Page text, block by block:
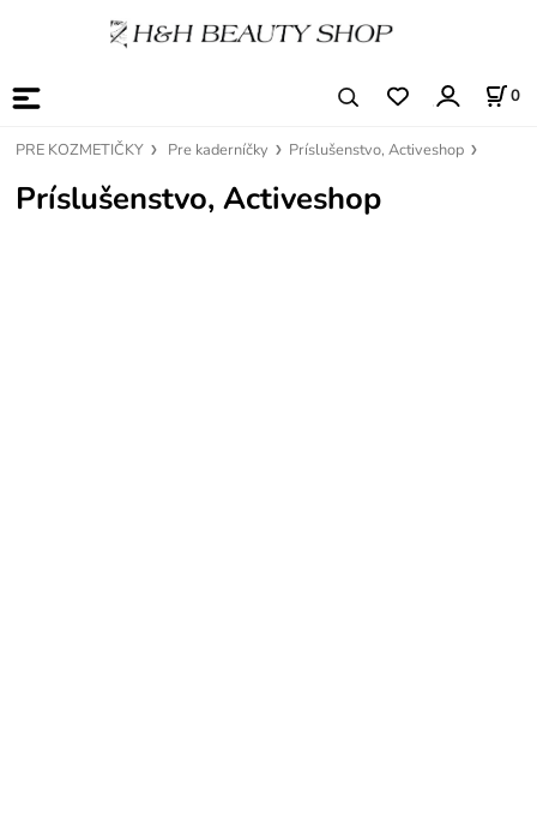
0
PRE KOZMETIČKY Pre kaderníčky Príslušenstvo, Activeshop
Príslušenstvo, Activeshop